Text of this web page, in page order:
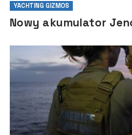
YACHTING GIZMOS
Nowy akumulator